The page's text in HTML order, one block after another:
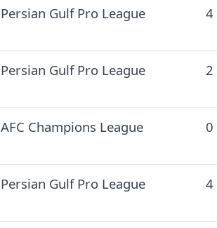
Persian Gulf Pro League 4
Persian Gulf Pro League 2
AFC Champions League 0
Persian Gulf Pro League 4